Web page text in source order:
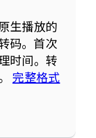
生播放的
码。首次
时间。转
完整格式